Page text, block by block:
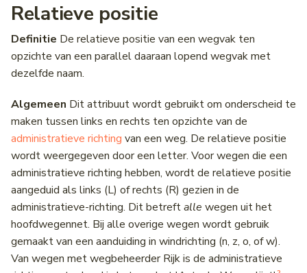
Relatieve positie
Definitie De relatieve positie van een wegvak ten
opzichte van een parallel daaraan lopend wegvak met
dezelfde naam.
Algemeen Dit attribuut wordt gebruikt om onderscheid te
maken tussen links en rechts ten opzichte van de
administratieve richting van een weg. De relatieve positie
wordt weergegeven door een letter. Voor wegen die een
administratieve richting hebben, wordt de relatieve positie
aangeduid als links (L) of rechts (R) gezien in de
administratieve-richting. Dit betreftalle wegen uit het
hoofdwegennet. Bij alle overige wegen wordt gebruik
gemaakt van een aanduiding in windrichting (n, z, o, of w).
Van wegen met wegbeheerder Rijk is de administratieve